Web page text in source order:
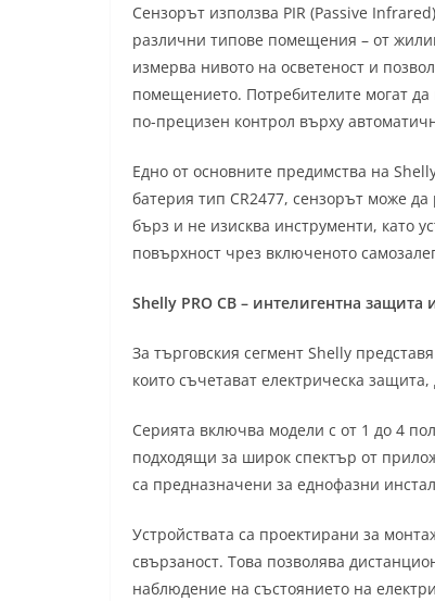
Сензорът използва PIR (Passive
различни типове помещения – от
измерва нивото на осветеност и
помещението. Потребителите могат да
по-прецизен контрол върху
Едно от основните предимства на
батерия тип CR2477, сензорът може
бърз и не изисква инструменти, като
повърхност чрез включеното
Shelly PRO CB – интелигентна
За търговския сегмент Shelly
които съчетават електрическа
Серията включва модели с от 1 до 4
подходящи за широк спектър от
са предназначени за еднофазни
Устройствата са проектирани за
свързаност. Това позволява
наблюдение на състоянието на